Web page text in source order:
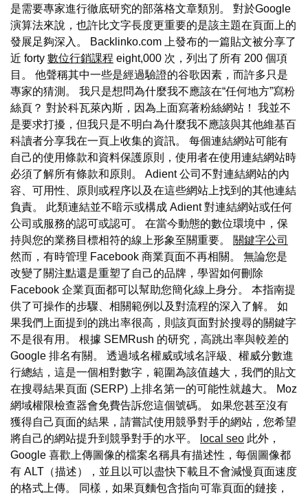
是需要專家進行徹底研究的部落格文章類別。 對於Google
演算法來說，也許比文字長度更重要的是該主題在頁面上的
發展足夠深入。 Backlinko.com 上發布的一篇貼文被分享了
近 forty 數位行銷課程 eight,000 次，列出了所有 200 個項
目。 他聲稱其中一些是經過驗證的谷歌因素，而許多只是
專家的猜測。 我只是想問為什麼我不應該在“任何地方”寫粉
絲頁？ 對於科瓦萊內斯，因為上面寫著粉絲網站！ 我並不
是要求打擾，但我只是不明白為什麼我不應該與其他維基百
科讀者分享我在一頁上收集的資訊。 每個連結網站可能有
自己的使用條款和資料保護原則，使用者在使用連結網站時
必須了解所有條款和原則。 Adient 公司不對連結網站的內
容、可用性、原則或程序以及在這些網站上找到的其他連結
負責。 此類連結並不暗示或構成 Adient 對連結網站或任何
公司或服務的認可或認可。 在當今動態的數位環境中，保
持與您的業務目標相符的線上形象至關重要。 關鍵字公司
然而，有時管理 Facebook 商業頁面不再相關。 無論您是
改變了關注點還是重塑了自己的品牌，學習如何刪除
Facebook 企業頁面都可以幫助您簡化線上身分。 本指南提
供了可操作的步驟、相關範例以及對流程的深入了解。 如
果我們上面提到的跳出率很高，則該頁面對於搜尋的關鍵字
不是很有用。 根據 SEMRush 的研究，高跳出率與較差的
Google 排名有關。 透過域名權威或域名評級、權威分數進
行總結，這是一個相對數字，範圍為該值越大，我們的貼文
在搜尋結果頁面 (SERP) 上排名第一的可能性就越大。 Moz
網域權限檢查器會免費告訴您這個號碼。 如果您甚至沒有
獲得自己頁面的結果，請嘗試使用競爭對手的網站，您希望
將自己的網站提升到競爭對手的水平。
local seo 此外，
Google 喜歡上傳圖像的檔案名稱具有描述性，每個圖像都
有 ALT（描述），並且以可以盡快下載且不會減慢頁面速度
的格式上傳。 同樣，如果頁麵包含指向可靠頁面的鏈接，